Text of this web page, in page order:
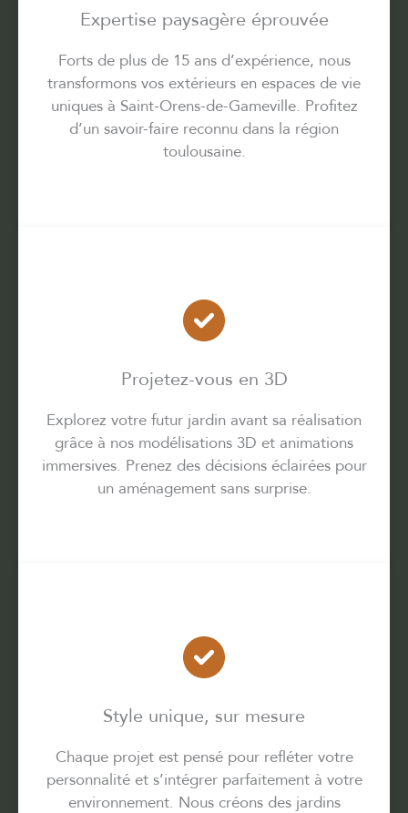
Expertise paysagère éprouvée
Forts de plus de 15 ans d’expérience, nous
transformons vos extérieurs en espaces de vie
uniques à Saint-Orens-de-Gameville. Profitez
d’un savoir-faire reconnu dans la région
toulousaine.
Projetez-vous en 3D
Explorez votre futur jardin avant sa réalisation
grâce à nos modélisations 3D et animations
immersives. Prenez des décisions éclairées pour
un aménagement sans surprise.
Style unique, sur mesure
Chaque projet est pensé pour refléter votre
personnalité et s’intégrer parfaitement à votre
environnement. Nous créons des jardins